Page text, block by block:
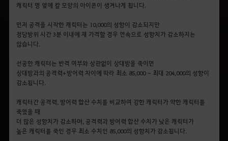
캐릭터 명 옆에 칼 모양의 아이콘이 생겨나게 됩니다.
먼저 공격을 시작한 캐릭터는 10,000의 성향이 감소되지만
정당방위 시간 3분 이내에 재 가격할 경우 연속으로 성향치가 감소하지는
않습니다.
선공한 캐릭터는 반격 여부와 상관없이 상대방을 죽이면
상대방과의 공격력+방어력 차이에 따라 최소 85,000 ~ 최대 204,000의 성향이
감소됩니다.
캐릭터간 공격력, 방어력 합산 수치를 비교하여 강한 캐릭터가 약한 캐릭터를
죽였을 때
더 많은 성향치가 감소하며, 공격력과 방어력 합산 수치가 낮은 캐릭터가
높은 캐릭터를 죽인 경우 최소 수치인 85,000의 성향치가 감소됩니다.